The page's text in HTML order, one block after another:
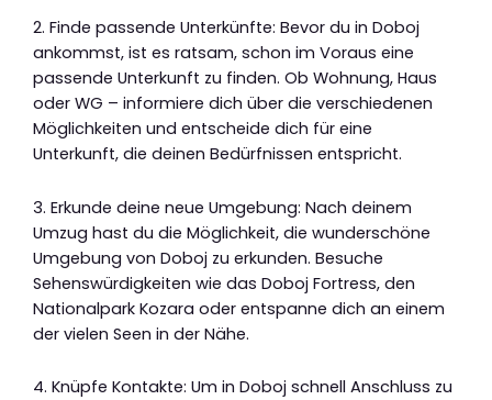
2. Finde passende Unterkünfte: Bevor du in Doboj
ankommst, ist es ratsam, schon im Voraus eine
passende Unterkunft zu finden. Ob Wohnung, Haus
oder WG – informiere dich über die verschiedenen
Möglichkeiten und entscheide dich für eine
Unterkunft, die deinen Bedürfnissen entspricht.
3. Erkunde deine neue Umgebung: Nach deinem
Umzug hast du die Möglichkeit, die wunderschöne
Umgebung von Doboj zu erkunden. Besuche
Sehenswürdigkeiten wie das Doboj Fortress, den
Nationalpark Kozara oder entspanne dich an einem
der vielen Seen in der Nähe.
4. Knüpfe Kontakte: Um in Doboj schnell Anschluss zu